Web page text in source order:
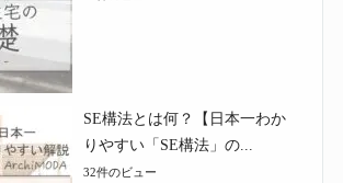
SE構法とは何？【日本一わか
りやすい「SE構法」の...
32件のビュー